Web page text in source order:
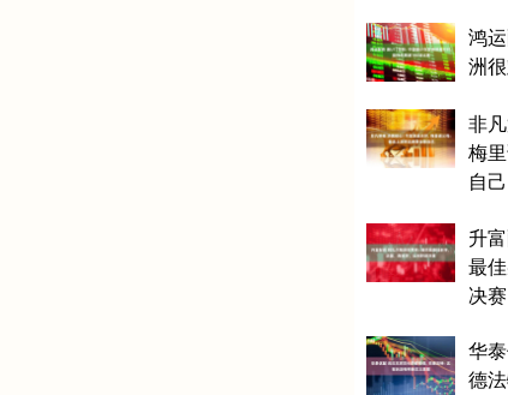
鸿
洲
非
梅
自己
升
最
决赛
华
德